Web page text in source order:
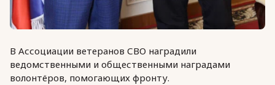
В Ассоциации ветеранов СВО наградили
ведомственными и общественными наградами
волонтёров, помогающих фронту.